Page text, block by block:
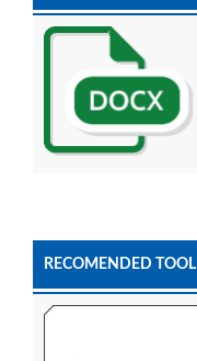
RECOMENDED TOOL